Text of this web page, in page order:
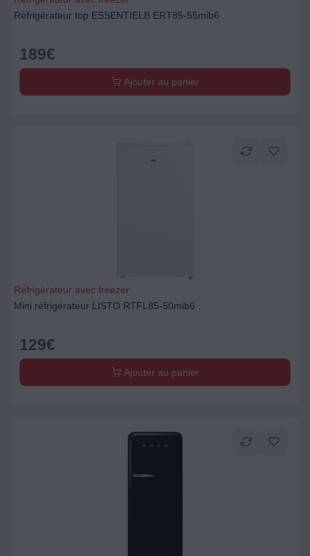
Réfrigérateur top ESSENTIELB ERT85-55mib6
189€
Ajouter au panier
Réfrigérateur avec freezer
Mini réfrigérateur LISTO RTFL85-50mib6
129€
Ajouter au panier